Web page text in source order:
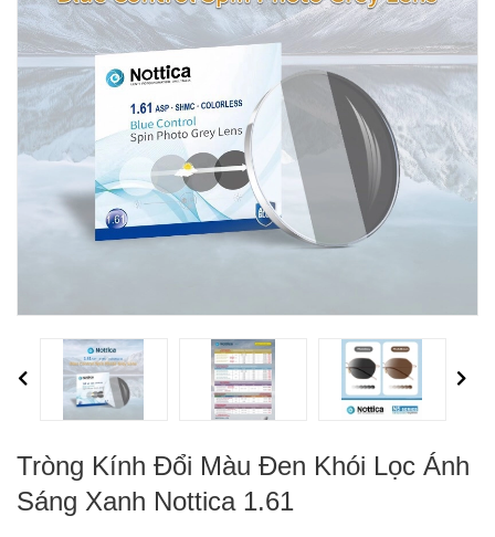
Previous Next
Tròng Kính Đổi Màu Đen Khói Lọc Ánh
Sáng Xanh Nottica 1.61